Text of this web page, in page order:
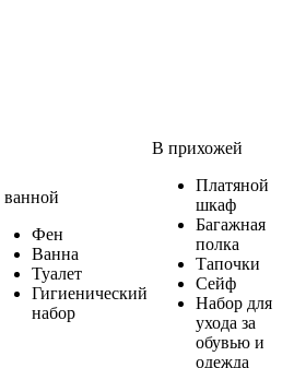
Фен
Ванна
Туалет
Гигиенический
набор
В прихожей
Платяной
шкаф
Багажная
полка
Тапочки
Сейф
Набор для
ухода за
обувью и
одежда